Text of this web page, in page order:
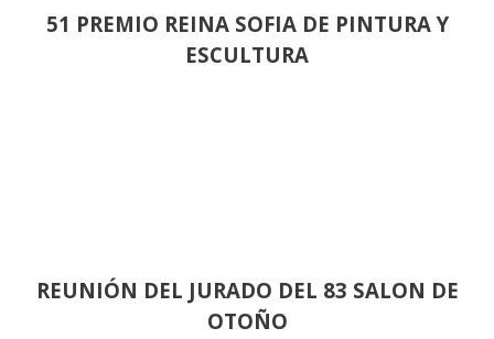
51 PREMIO REINA SOFIA DE PINTURA Y
ESCULTURA
REUNIÓN DEL JURADO DEL 83 SALON DE
OTOÑO